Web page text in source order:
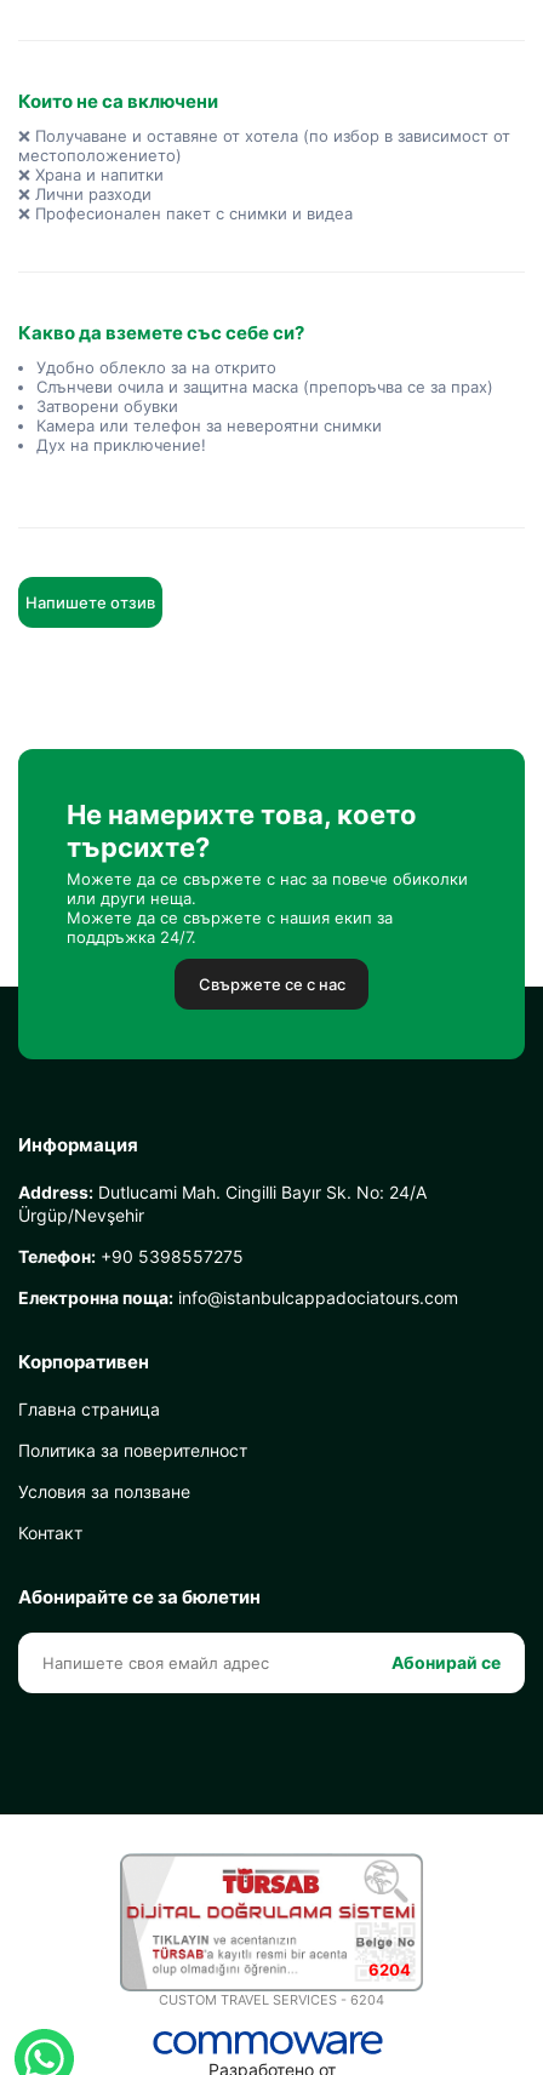
Които не са включени
❌ Получаване и оставяне от хотела (по избор в зависимост от
местоположението)
❌ Храна и напитки
❌ Лични разходи
❌ Професионален пакет с снимки и видеа
Какво да вземете със себе си?
Удобно облекло за на открито
Слънчеви очила и защитна маска (препоръчва се за прах)
Затворени обувки
Камера или телефон за невероятни снимки
Дух на приключение!
Напишете отзив
Не намерихте това, което
търсихте?
Можете да се свържете с нас за повече обиколки
или други неща.
Можете да се свържете с нашия екип за
поддръжка 24/7.
Свържете се с нас
Информация
Address: Dutlucami Mah. Cingilli Bayır Sk. No: 24/A
Ürgüp/Nevşehir
Телефон: +90 5398557275
Електронна поща: info@istanbulcappadociatours.com
Корпоративен
Главна страница
Политика за поверителност
Условия за ползване
Контакт
Абонирайте се за бюлетин
Абонирай се
6204
CUSTOM TRAVEL SERVICES - 6204
Разработено от